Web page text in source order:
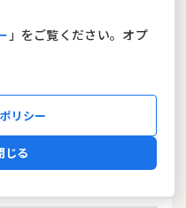
ツールを徹底比較！おす
？ 戦略策定の進め方や
成功事例を解説
」をご覧ください。オプ
リシー
じる